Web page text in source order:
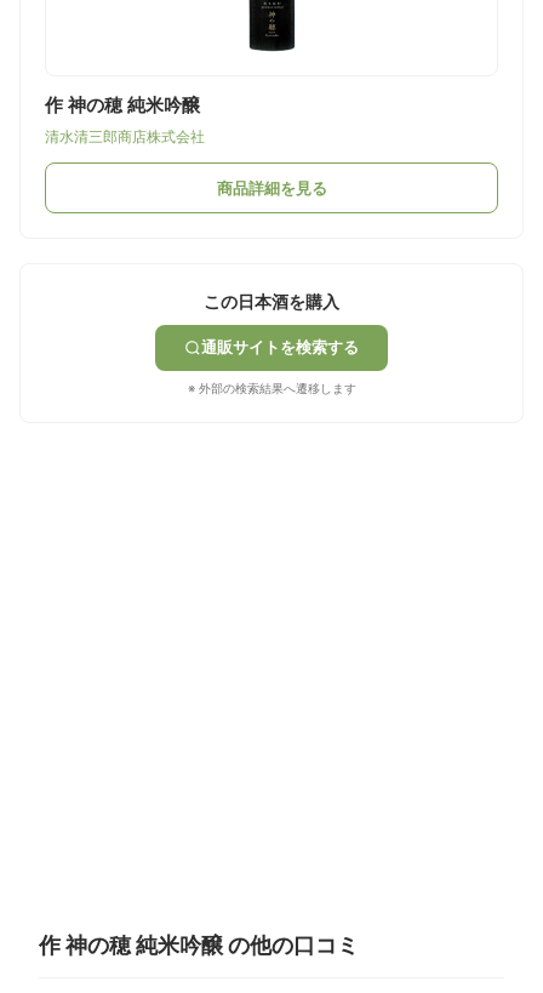
作 神の穂 純米吟醸
清水清三郎商店株式会社
商品詳細を見る
この日本酒を購入
通販サイトを検索する
※ 外部の検索結果へ遷移します
作 神の穂 純米吟醸 の他の口コミ